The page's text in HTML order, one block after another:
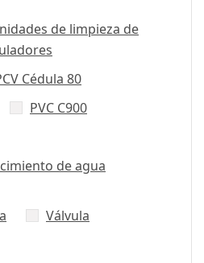
de limpieza de
Cédula 80
PVC C900
de agua
Válvula